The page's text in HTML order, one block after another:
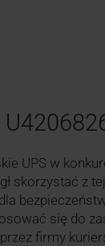
UPS w
skorzystać z
się do
firmy